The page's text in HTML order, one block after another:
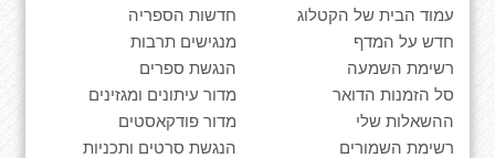
עמוד הבית של הקטלוג
חדש על המדף
רשימת השמעה
סל הזמנות הדואר
ההשאלות שלי
רשימת השמורים
חדשות הספריה
מנגישים תרבות
הנגשת ספרים
מדור עיתונים ומגזינים
מדור פודקאסטים
הנגשת סרטים ותכניות